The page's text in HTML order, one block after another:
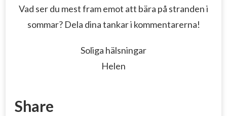
Vad ser du mest fram emot att bära på stranden i
sommar? Dela dina tankar i kommentarerna!
Soliga hälsningar
Helen
Share